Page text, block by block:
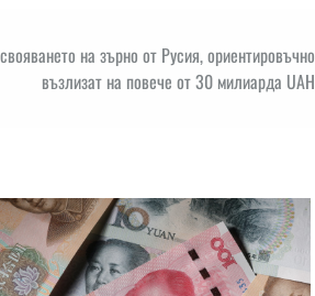
на зърно от Русия, ориентировъчно
възлизат на повече от 30 милиарда UAH